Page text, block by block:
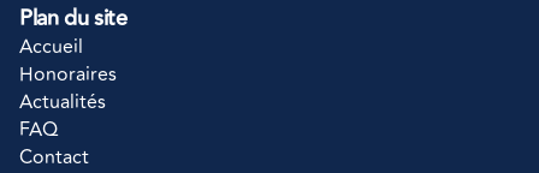
Plan du site
Accueil
Honoraires
Actualités
FAQ
Contact